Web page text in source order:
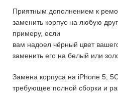
Приятным дополнением к
заменить корпус на любую
примеру, если
вам надоел чёрный цвет
заменить его на белый или
Замена корпуса на iPhone 5,
требующее полной сборки и